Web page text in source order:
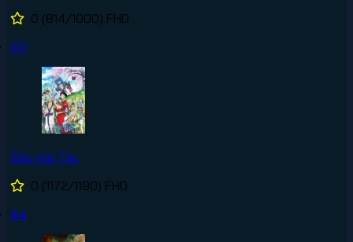
0 (814/1000) FHD
#3
Đảo Hải Tặc
0 (1172/1190) FHD
#4